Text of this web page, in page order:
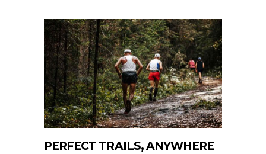
PERFECT TRAILS, ANYWHERE